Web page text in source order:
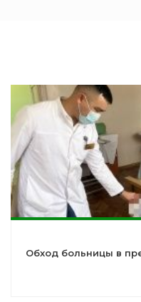
Обход больницы в